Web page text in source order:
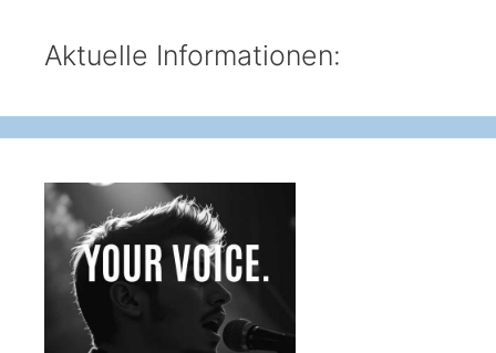
Aktuelle Informationen: